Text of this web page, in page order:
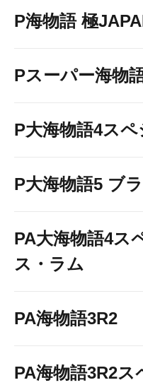
P海物語 極
Pスーパー海物
P大海物語4ス
P大海物語5 ブ
PA大海物語4ス
ス・ラム
PA海物語3R2
PA海物語3R2ス